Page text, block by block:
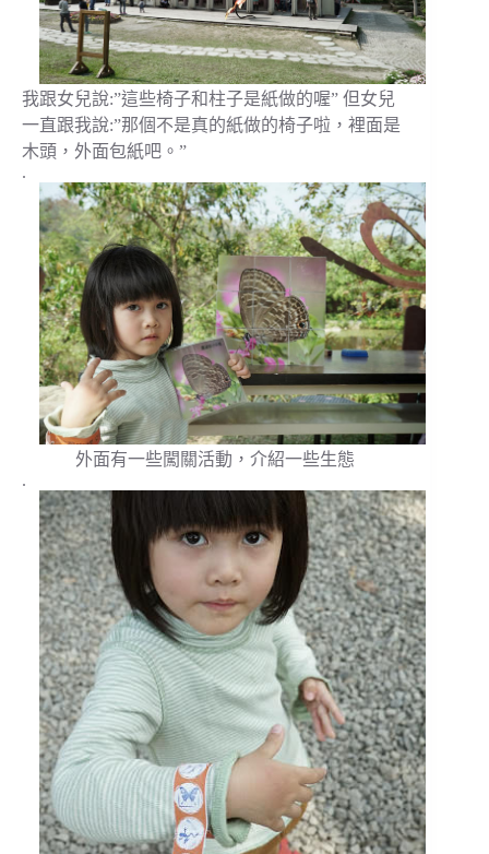
我跟女兒說:”這些椅子和柱子是紙做的喔” 但女兒
一直跟我說:”那個不是真的紙做的椅子啦，裡面是
木頭，外面包紙吧。”
.
外面有一些闖關活動，介紹一些生態
.